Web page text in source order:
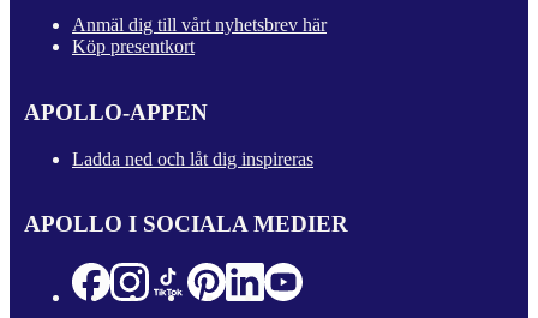
Anmäl dig till vårt nyhetsbrev här
Köp presentkort
APOLLO-APPEN
Ladda ned och låt dig inspireras
APOLLO I SOCIALA MEDIER